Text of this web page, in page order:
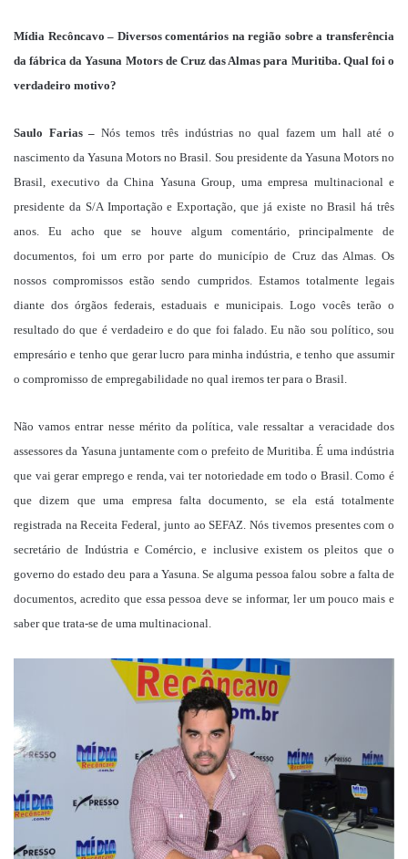
Mídia Recôncavo – Diversos comentários na região sobre a transferência
da fábrica da Yasuna Motors de Cruz das Almas para Muritiba. Qual foi o
verdadeiro motivo?
Saulo Farias – Nós temos três indústrias no qual fazem um hall até o
nascimento da Yasuna Motors no Brasil. Sou presidente da Yasuna Motors no
Brasil, executivo da China Yasuna Group, uma empresa multinacional e
presidente da S/A Importação e Exportação, que já existe no Brasil há três
anos. Eu acho que se houve algum comentário, principalmente de
documentos, foi um erro por parte do município de Cruz das Almas. Os
nossos compromissos estão sendo cumpridos. Estamos totalmente legais
diante dos órgãos federais, estaduais e municipais. Logo vocês terão o
resultado do que é verdadeiro e do que foi falado. Eu não sou político, sou
empresário e tenho que gerar lucro para minha indústria, e tenho que assumir
o compromisso de empregabilidade no qual iremos ter para o Brasil.
Não vamos entrar nesse mérito da política, vale ressaltar a veracidade dos
assessores da Yasuna juntamente com o prefeito de Muritiba. É uma indústria
que vai gerar emprego e renda, vai ter notoriedade em todo o Brasil. Como é
que dizem que uma empresa falta documento, se ela está totalmente
registrada na Receita Federal, junto ao SEFAZ. Nós tivemos presentes com o
secretário de Indústria e Comércio, e inclusive existem os pleitos que o
governo do estado deu para a Yasuna. Se alguma pessoa falou sobre a falta de
documentos, acredito que essa pessoa deve se informar, ler um pouco mais e
saber que trata-se de uma multinacional.